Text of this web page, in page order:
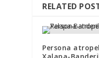
RELATED
Persona